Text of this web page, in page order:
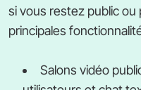
si vous restez public
principales
Salons vidéo